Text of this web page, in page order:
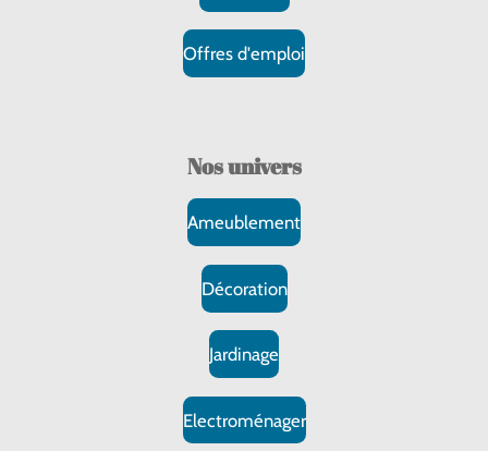
Offres d'emploi
Nosunivers
Ameublement
Décoration
Jardinage
Electroménager